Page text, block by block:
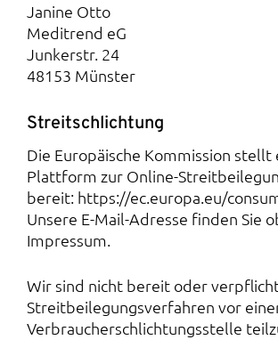
Janine Otto
Meditrend eG
Junkerstr. 24
48153 Münster
Streitschlichtung
Die Europäische Kommission stellt
Plattform zur Online-
bereit: https://ec.europa.eu/
Unsere E-Mail-Adresse finden Sie
Impressum.
Wir sind nicht bereit oder
Streitbeilegungsverfahren vor
Verbraucherschlichtungsstelle